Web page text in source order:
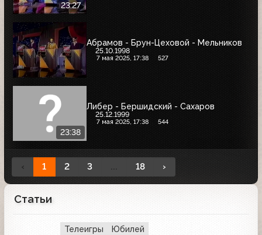
23:27
Абрамов - Брун-Цеховой - Мельников
25.10.1998
7 мая 2025, 17:38 527
23:38
Либер - Бершидский - Сахаров
25.12.1999
7 мая 2025, 17:38 544
‹ 1 2 3 ... 18 ›
Статьи
Телеигры Юбилей